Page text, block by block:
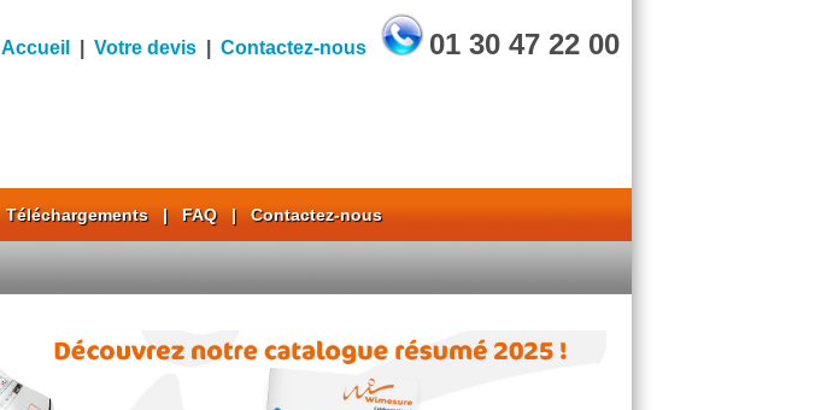
Accueil Votre devis Contactez-nous 01 30 47 22 00
Téléchargements| FAQ| Contactez-nous